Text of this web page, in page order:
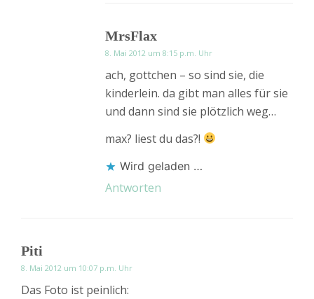
MrsFlax
8. Mai 2012 um 8:15 p.m. Uhr
ach, gottchen – so sind sie, die
kinderlein. da gibt man alles für sie
und dann sind sie plötzlich weg…
max? liest du das?!
Wird geladen …
Antworten
Piti
8. Mai 2012 um 10:07 p.m. Uhr
Das Foto ist peinlich: